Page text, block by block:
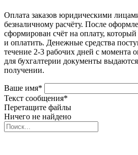
Оплата заказов юридическими
безналичному расчёту. После
сформирован счёт на оплату,
и оплатить. Денежные средства
течение 2-3 рабочих дней с момента
для бухгалтерии документы
получении.
Ваше имя*
Текст сообщения*
Перетащите файлы
Ничего не найдено